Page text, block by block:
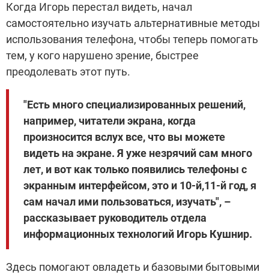
Когда Игорь перестал видеть, начал
самостоятельно изучать альтернативные методы
использования телефона, чтобы теперь помогать
тем, у кого нарушено зрение, быстрее
преодолевать этот путь.
"Есть много специализированных решений,
например, читатели экрана, когда
произносится вслух все, что вы можете
видеть на экране. Я уже незрячий сам много
лет, и вот как только появились телефоны с
экранным интерфейсом, это и 10-й,11-й год, я
сам начал ими пользоваться, изучать", –
рассказывает руководитель отдела
информационных технологий Игорь Кушнир.
Здесь помогают овладеть и базовыми бытовыми